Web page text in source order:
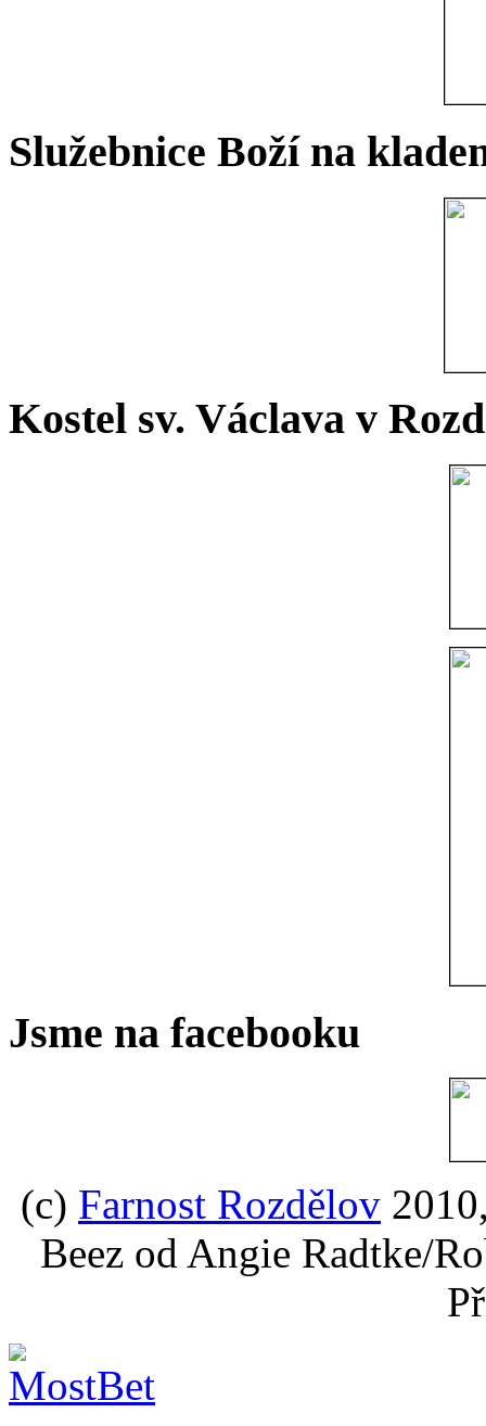
Služebnice Boží na
Kostel sv. Václava v
Jsme na facebooku
(c) Farnost Rozdělov
Beez od Angie Radtke/